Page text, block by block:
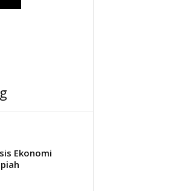
Ekonomi